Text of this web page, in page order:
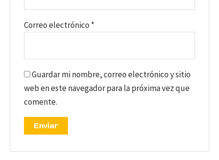
Correo electrónico *
Guardar mi nombre, correo electrónico y sitio
web en este navegador para la próxima vez que
comente.